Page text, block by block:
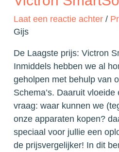
Laat een reactie achter /
Gijs
De Laagste prijs: Victron
Inmiddels hebben we al
geholpen met behulp van
Schema’s. Daaruit
vraag: waar kunnen we
onze apparaten kopen?
speciaal voor jullie een
de prijsvergelijker! In dit